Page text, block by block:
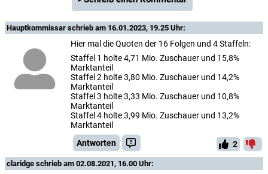
Hauptkommissar schrieb am 16.01.2023, 19.25 Uhr:
Hier mal die Quoten der 16 Folgen und 4 Staffeln:
Staffel 1 holte 4,71 Mio. Zuschauer und 15,8%
Marktanteil
Staffel 2 holte 3,80 Mio. Zuschauer und 14,2%
Marktanteil
Staffel 3 holte 3,33 Mio. Zuschauer und 10,8%
Marktanteil
Staffel 4 holte 3,99 Mio. Zuschauer und 13,2%
Marktanteil
Antworten
2
claridge schrieb am 02.08.2021, 16.00 Uhr: